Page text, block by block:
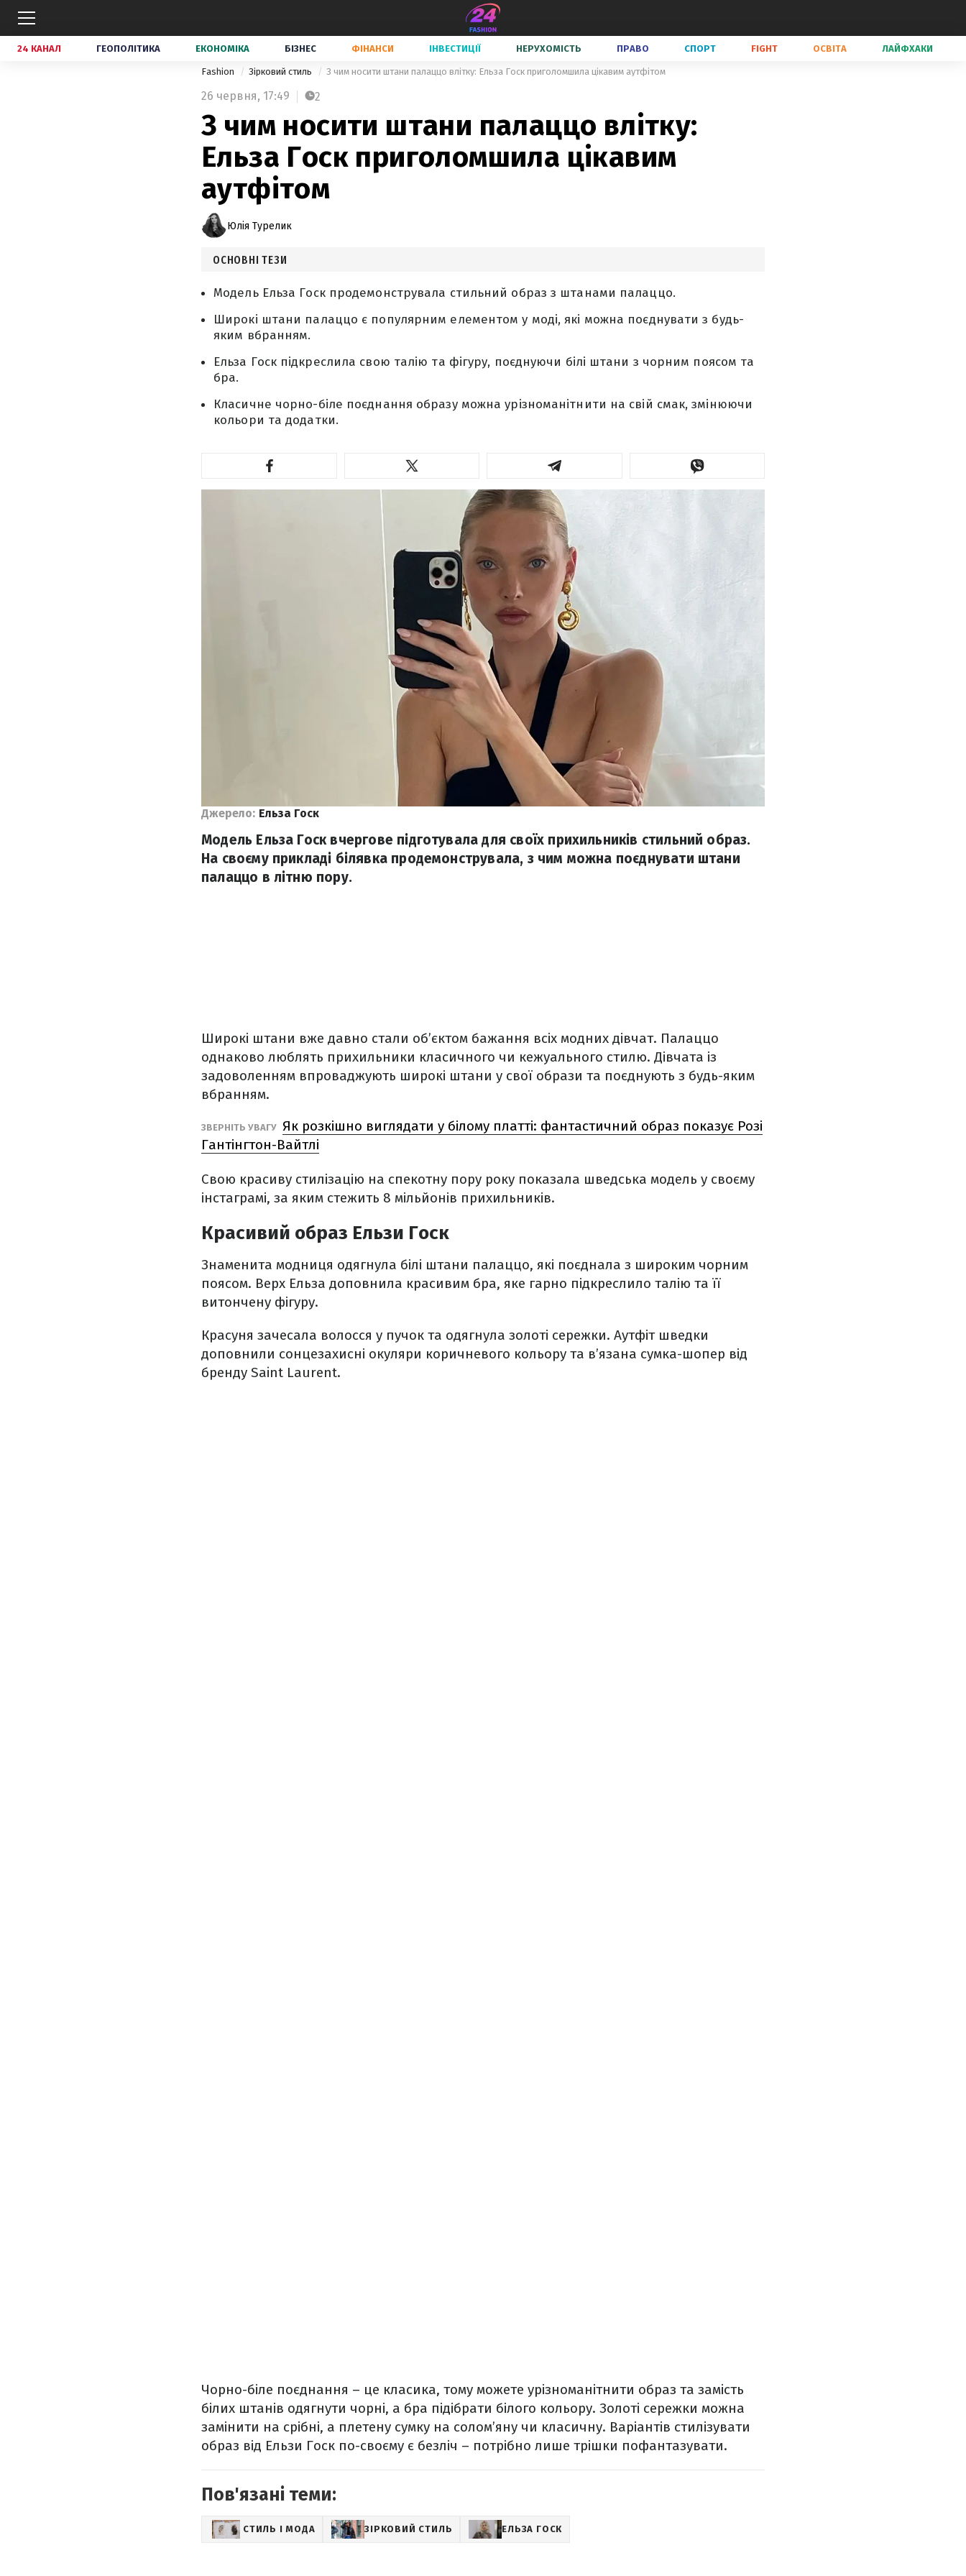
24 КАНАЛ ГЕОПОЛІТИКА ЕКОНОМІКА БІЗНЕС ФІНАНСИ ІНВЕСТИЦІЇ НЕРУХОМІСТЬ ПРАВО СПОРТ FIGHT ОСВІТА ЛАЙФХАКИ
Fashion Зірковий стиль З чим носити штани палаццо влітку: Ельза Госк приголомшила цікавим аутфітом
26 червня, 17:49 2
З чим носити штани палаццо влітку:
Ельза Госк приголомшила цікавим
аутфітом
Юлія Турелик
ОСНОВНІ ТЕЗИ
Модель Ельза Госк продемонструвала стильний образ з штанами палаццо.
Широкі штани палаццо є популярним елементом у моді, які можна поєднувати з будь-
яким вбранням.
Ельза Госк підкреслила свою талію та фігуру, поєднуючи білі штани з чорним поясом та
бра.
Класичне чорно-біле поєднання образу можна урізноманітнити на свій смак, змінюючи
кольори та додатки.
Джерело: Ельза Госк
Модель Ельза Госк вчергове підготувала для своїх прихильників стильний образ.
На своєму прикладі білявка продемонструвала, з чим можна поєднувати штани
палаццо в літню пору.
Широкі штани вже давно стали об’єктом бажання всіх модних дівчат. Палаццо
однаково люблять прихильники класичного чи кежуального стилю. Дівчата із
задоволенням впроваджують широкі штани у свої образи та поєднують з будь-яким
вбранням.
ЗВЕРНІТЬ УВАГУ Як розкішно виглядати у білому платті: фантастичний образ показує Розі
Гантінгтон-Вайтлі
Свою красиву стилізацію на спекотну пору року показала шведська модель у своєму
інстаграмі, за яким стежить 8 мільйонів прихильників.
Красивий образ Ельзи Госк
Знаменита модниця одягнула білі штани палаццо, які поєднала з широким чорним
поясом. Верх Ельза доповнила красивим бра, яке гарно підкреслило талію та її
витончену фігуру.
Красуня зачесала волосся у пучок та одягнула золоті сережки. Аутфіт шведки
доповнили сонцезахисні окуляри коричневого кольору та в’язана сумка-шопер від
бренду Saint Laurent.
Чорно-біле поєднання – це класика, тому можете урізноманітнити образ та замість
білих штанів одягнути чорні, а бра підібрати білого кольору. Золоті сережки можна
замінити на срібні, а плетену сумку на солом’яну чи класичну. Варіантів стилізувати
образ від Ельзи Госк по-своєму є безліч – потрібно лише трішки пофантазувати.
Пов'язані теми:
СТИЛЬ І МОДА ЗІРКОВИЙ СТИЛЬ ЕЛЬЗА ГОСК